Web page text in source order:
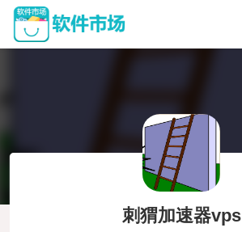
刺猬加速器vps